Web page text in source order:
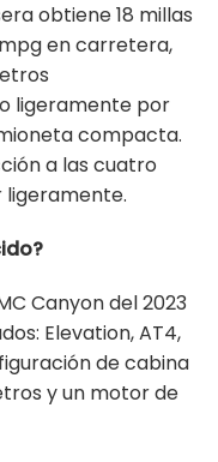
obtiene 18 millas
en carretera,
ligeramente por
compacta.
a las cuatro
ligeramente.
Canyon del 2023
Elevation, AT4,
de cabina
y un motor de